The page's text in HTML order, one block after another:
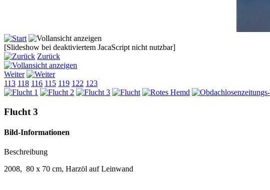
[Slideshow bei deaktiviertem JacaScript nicht nutzbar]
Zurück
Weiter
113 118 116 115 119 122 123
Flucht 3
Bild-Informationen
Beschreibung
2008, 80 x 70 cm, Harzöl auf Leinwand